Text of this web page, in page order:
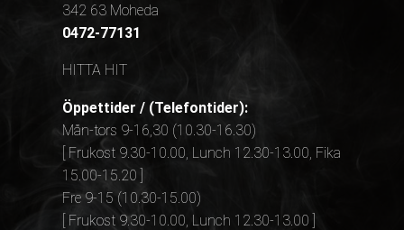
342 63 Moheda
0472-77131
HITTA HIT
Öppettider / (Telefontider):
Mån-tors 9-16,30 (10.30-16.30)
[ Frukost 9.30-10.00, Lunch 12.30-13.00, Fika
15.00-15.20 ]
Fre 9-15 (10.30-15.00)
[ Frukost 9.30-10.00, Lunch 12.30-13.00 ]